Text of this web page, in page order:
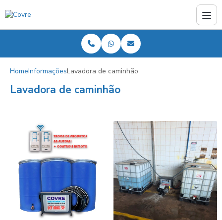
HomeInformaçõesLavadora de caminhão
Lavadora de caminhão